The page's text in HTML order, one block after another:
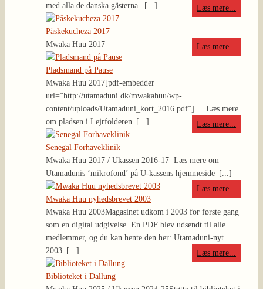
med alla de danska gästerna.
[...] Læs mere...
Påskekucheza 2017
Mwaka Huu 2017
Læs mere...
Pladsmand på Pause
Mwaka Huu 2017[pdf-embedder
url=”http://utamaduni.dk/mwakahuu/wp-
content/uploads/Utamaduni_kort_2016.pdf”] Læs mere
om pladsen i Lejrfolderen
[...] Læs mere...
Senegal Forhaveklinik
Mwaka Huu 2017 / Ukassen 2016-17 Læs mere om
Utamadunis ‘mikrofond’ på U-kassens hjemmeside [...]
Læs mere...
Mwaka Huu nyhedsbrevet 2003
Mwaka Huu 2003Magasinet udkom i 2003 for første gang
som en digital udgivelse. En PDF blev udsendt til alle
medlemmer, og du kan hente den her: Utamaduni-nyt
2003 [...] Læs mere...
Biblioteket i Dallung